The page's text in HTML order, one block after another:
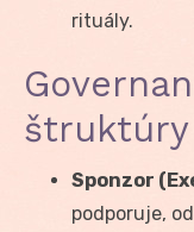
rituály.
štruktúry
Sponzor
podporuje,